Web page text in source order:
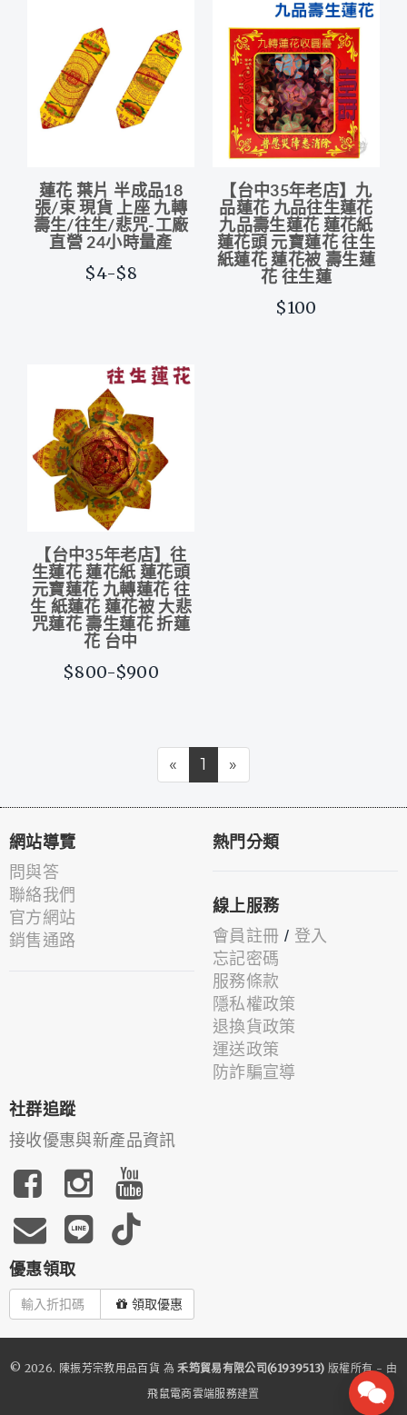
蓮花 葉片 半成品18
張/束 現貨 上座 九轉
壽生/往生/悲咒-工廠
直營 24小時量產
$4-$8
【台中35年老店】九
品蓮花 九品往生蓮花
九品壽生蓮花 蓮花紙
蓮花頭 元寶蓮花 往生
紙蓮花 蓮花被 壽生蓮
花 往生蓮
$100
【台中35年老店】往
生蓮花 蓮花紙 蓮花頭
元寶蓮花 九轉蓮花 往
生 紙蓮花 蓮花被 大悲
咒蓮花 壽生蓮花 折蓮
花 台中
$800-$900
« 1 »
網站導覽
問與答
聯絡我們
官方網站
銷售通路
熱門分類
線上服務
會員註冊 / 登入
忘記密碼
服務條款
隱私權政策
退換貨政策
運送政策
防詐騙宣導
社群追蹤
接收優惠與新產品資訊
優惠領取
領取優惠
© 2026. 陳振芳宗教用品百貨 為禾筠貿易有限公司(61939513) 版權所有 - 由
飛鼠電商雲端服務建置